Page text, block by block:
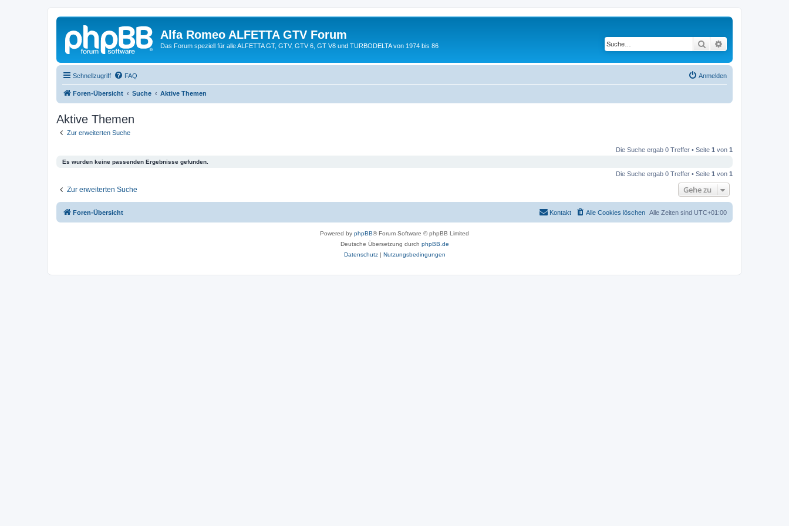
Alfa Romeo ALFETTA GTV Forum
Das Forum speziell für alle ALFETTA GT, GTV, GTV 6, GT V8 und TURBODELTA von 1974 bis 86 Suche
Schnellzugriff FAQ Anmelden
Foren-Übersicht Suche Aktive Themen
Aktive Themen
Zur erweiterten Suche
Die Suche ergab 0 Treffer • Seite 1 von 1
Es wurden keine passenden Ergebnisse gefunden.
Die Suche ergab 0 Treffer • Seite 1 von 1
Zur erweiterten Suche Gehe zu
Foren-Übersicht Alle Zeiten sind UTC+01:00
Alle Cookies löschen
Kontakt
Powered by phpBB® Forum Software © phpBB Limited
Deutsche Übersetzung durch phpBB.de
Datenschutz| Nutzungsbedingungen